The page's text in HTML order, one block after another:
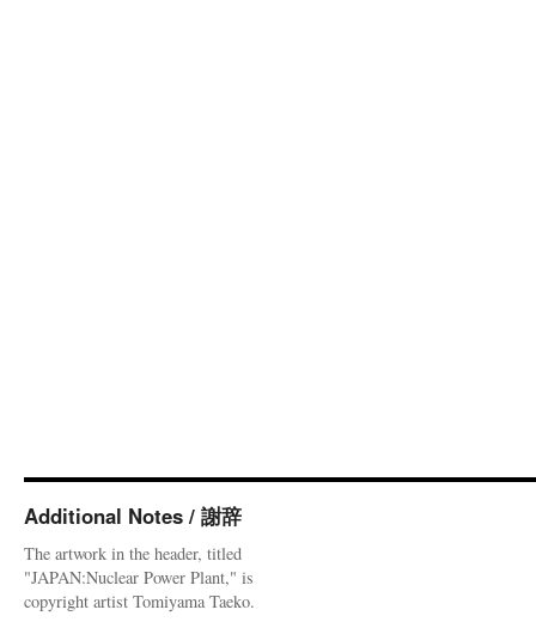
Additional Notes / 謝辞
The artwork in the header, titled
"JAPAN:Nuclear Power Plant," is
copyright artist Tomiyama Taeko.